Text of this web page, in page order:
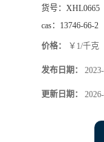
货号： XHL0665
cas： 13746-66-2
价格： ￥1/千克
发布日期：
更新日期：